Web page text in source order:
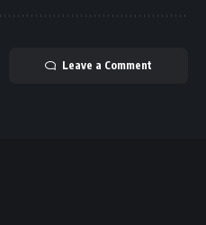
Leave a Comment